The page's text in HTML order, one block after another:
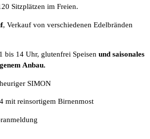
Sitzplätzen im Freien.
, Verkauf von verschiedenen Edelbränden
bis 14 Uhr, glutenfrei Speisen und saisonales
Anbau.
SIMON
mit reinsortigem Birnenmost